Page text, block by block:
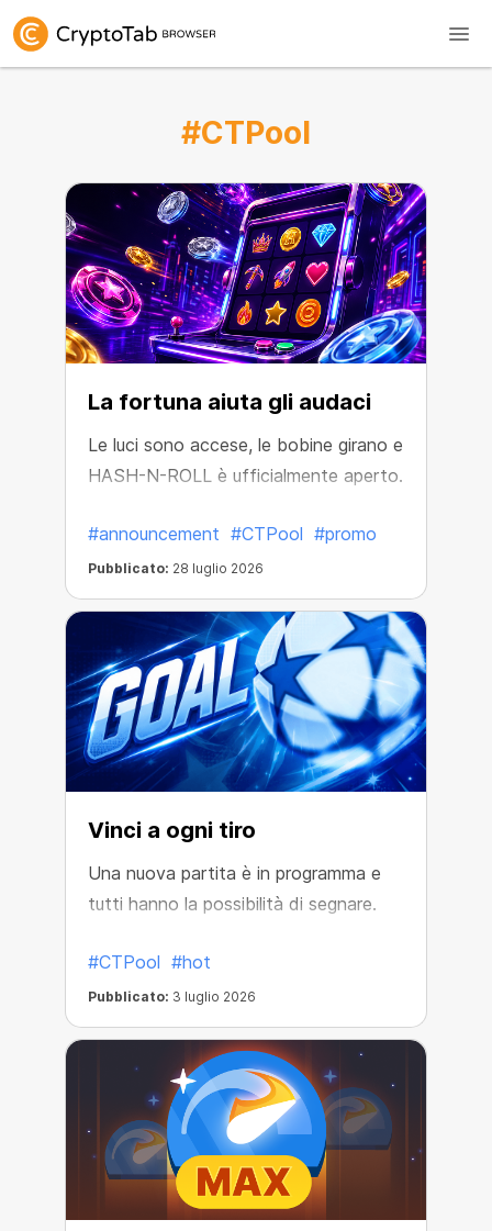
#CTPool
La fortuna aiuta gli audaci
Le luci sono accese, le bobine girano e
HASH-N-ROLL è ufficialmente aperto.
#announcement #CTPool #promo
Pubblicato: 28 luglio 2026
Vinci a ogni tiro
Una nuova partita è in programma e
tutti hanno la possibilità di segnare.
#CTPool #hot
Pubblicato: 3 luglio 2026